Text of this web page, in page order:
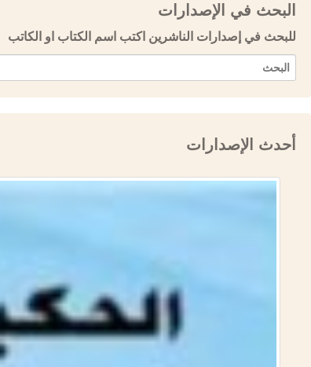
البحث في الإصدارات
للبحث في إصدارات الناشرين اكتب اسم الكتاب او الكاتب
أحدث الإصدارات